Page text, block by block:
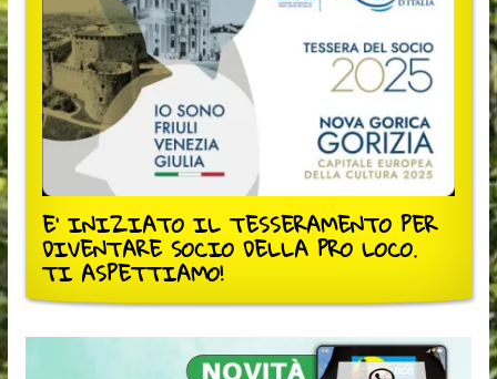
E' INIZIATO IL TESSERAMENTO PER
DIVENTARE SOCIO DELLA PRO LOCO.
TI ASPETTIAMO!